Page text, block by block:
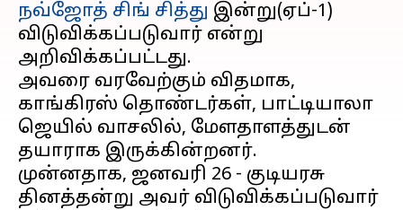
நவ்ஜோத் சிங் சித்து இன்று(ஏப்-1)
விடுவிக்கப்படுவார் என்று
அறிவிக்கப்பட்டது.
அவரை வரவேற்கும் விதமாக,
காங்கிரஸ் தொண்டர்கள், பாட்டியாலா
ஜெயில் வாசலில், மேளதாளத்துடன்
தயாராக இருக்கின்றனர்.
முன்னதாக, ஜனவரி 26 - குடியரசு
தினத்தன்று அவர் விடுவிக்கப்படுவார்